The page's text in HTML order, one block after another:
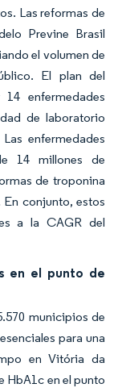
Las reformas de
Previne Brasil
el volumen de
El plan del
enfermedades
de laboratorio
enfermedades
14 millones de
de troponina
conjunto, estos
a la CAGR del
en el punto de
municipios de
para una
en Vitória da
HbA1c en el punto